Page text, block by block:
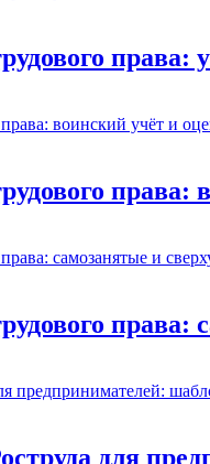
права:
права:
для